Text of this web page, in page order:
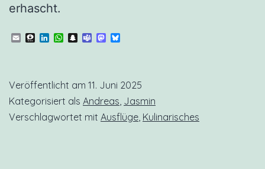
erhascht.
EmailThreema
LinkedIn
WhatsApp
Snapchat
TeamsMastodon
Veröffentlicht am 11. Juni 2025
Kategorisiert als Andreas Jasmin
Verschlagwortet mit Ausflüge Kulinarisches